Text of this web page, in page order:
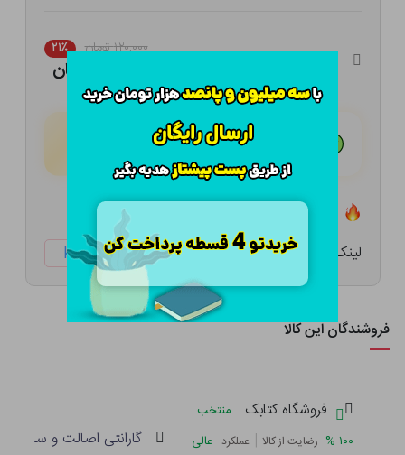
۱۲۰,۰۰۰ تومان ۲۱٪
هـر قسط با تــرب‌پــی:
تعداد ۱۲ عدد در انبار موجود است
لینک کوتاه: ketabtala.com/sbp-7375
فروشندگان این کالا
فروشگاه کتابک
منتخب
۱۰۰ % رضایت از کالا | عملکرد عالی گارانتی اصالت و سلامت